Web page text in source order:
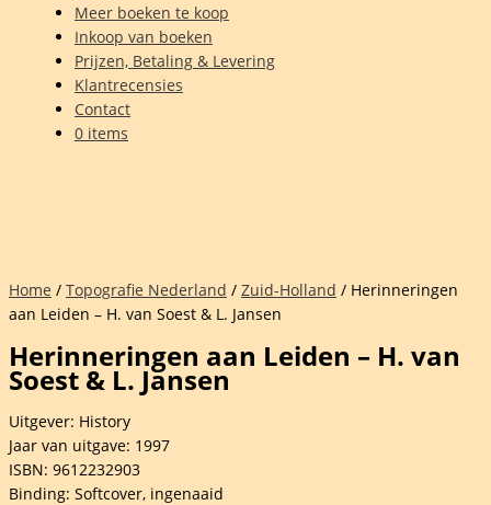
Meer boeken te koop
Inkoop van boeken
Prijzen, Betaling & Levering
Klantrecensies
Contact
0 items
Home / Topografie Nederland / Zuid-Holland / Herinneringen
aan Leiden – H. van Soest & L. Jansen
Herinneringen aan Leiden – H. van
Soest & L. Jansen
Uitgever: History
Jaar van uitgave: 1997
ISBN: 9612232903
Binding: Softcover, ingenaaid